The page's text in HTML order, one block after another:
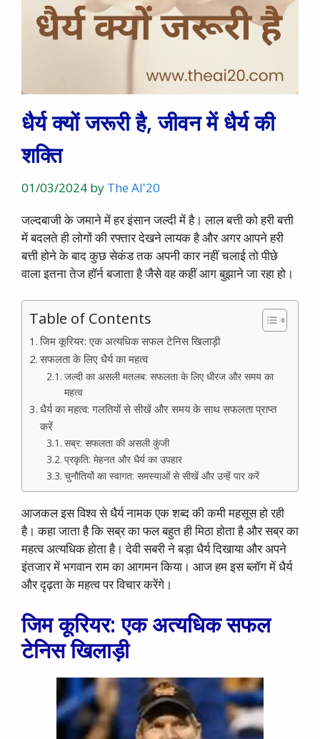
धैर्य क्यों जरूरी है, जीवन में धैर्य की
शक्ति
01/03/2024 by The AI'20
जल्दबाजी के जमाने में हर इंसान जल्दी में है। लाल बत्ती को हरी बत्ती
में बदलते ही लोगों की रफ्तार देखने लायक है और अगर आपने हरी
बत्ती होने के बाद कुछ सेकंड तक अपनी कार नहीं चलाई तो पीछे
वाला इतना तेज हॉर्न बजाता है जैसे वह कहीं आग बुझाने जा रहा हो।
Table of Contents
जिम कूरियर: एक अत्यधिक सफल टेनिस खिलाड़ी
सफलता के लिए धैर्य का महत्व
जल्दी का असली मतलब: सफलता के लिए धीरज और समय का
महत्व
धैर्य का महत्व: गलतियों से सीखें और समय के साथ सफलता प्राप्त
करें
सब्र: सफलता की असली कुंजी
प्रकृति: मेहनत और धैर्य का उपहार
चुनौतियों का स्वागत: समस्याओं से सीखें और उन्हें पार करें
आजकल इस विश्व से धैर्य नामक एक शब्द की कमी महसूस हो रही
है। कहा जाता है कि सब्र का फल बहुत ही मिठा होता है और सब्र का
महत्व अत्यधिक होता है। देवी सबरी ने बड़ा धैर्य दिखाया और अपने
इंतजार में भगवान राम का आगमन किया। आज हम इस ब्लॉग में धैर्य
और दृढ़ता के महत्व पर विचार करेंगे।
जिम कूरियर: एक अत्यधिक सफल
टेनिस खिलाड़ी